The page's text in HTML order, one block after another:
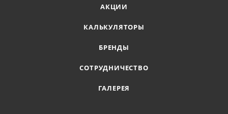
АКЦИИ
КАЛЬКУЛЯТОРЫ
БРЕНДЫ
СОТРУДНИЧЕСТВО
ГАЛЕРЕЯ